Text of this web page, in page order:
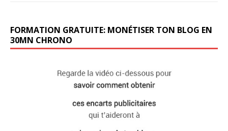
FORMATION GRATUITE: MONÉTISER TON BLOG EN
30MN CHRONO